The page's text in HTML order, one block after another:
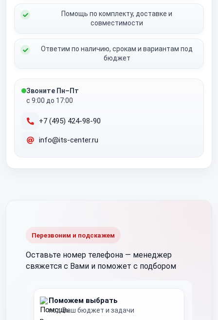
Помощь по комплекту, доставке и
совместимости
Ответим по наличию, срокам и вариантам под
бюджет
Звоните Пн–Пт
с 9:00 до 17:00
+7 (495) 424-98-90
info@its-center.ru
Перезвоним и подскажем
Оставьте номер телефона — менеджер
свяжется с Вами и поможет с подбором
Поможем выбрать
под Ваш бюджет и задачи